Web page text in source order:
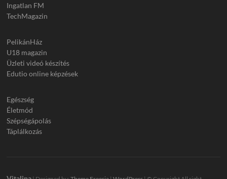
Ingatlan FM
TechMagazin
PelikánHáz
U18 magazin
Üzleti videó készítés
Edutio online képzések
Egészség
Életmód
Szépségápolás
Táplálkozás